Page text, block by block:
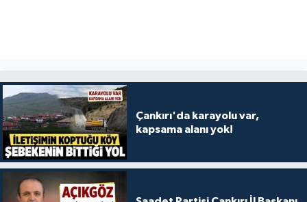
Çankırı'da karayolu var,
kapsama alanı yok!